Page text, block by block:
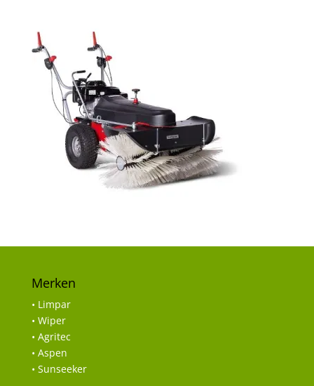
Merken
• Limpar
• Wiper
• Agritec
• Aspen
• Sunseeker